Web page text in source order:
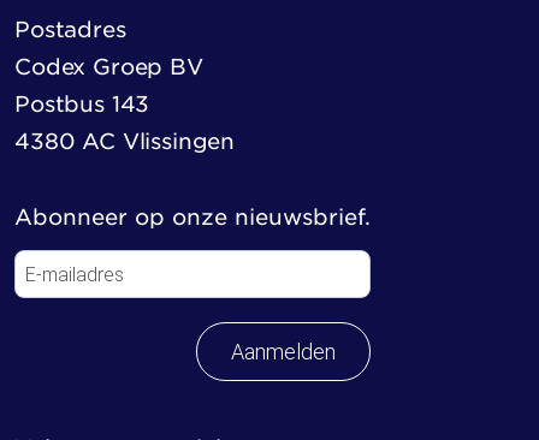
Postadres
Codex Groep BV
Postbus 143
4380 AC Vlissingen
Abonneer op onze nieuwsbrief.
Aanmelden